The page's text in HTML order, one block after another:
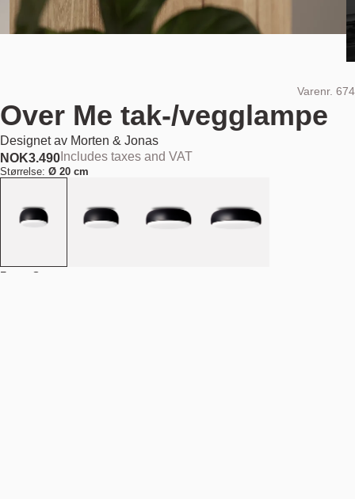
Varenr. 674
Over Me tak-/vegglampe
Designet av Morten & Jonas
NOK3.490 Includes taxes and VAT
Størrelse: Ø 20 cm
Farge: Svart